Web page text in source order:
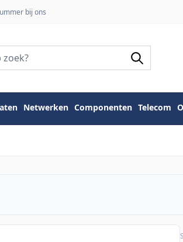
bij ons
Netwerken Componenten Telecom